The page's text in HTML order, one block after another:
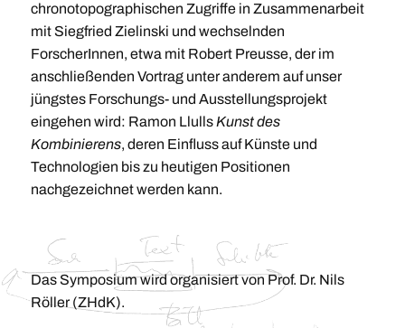
chronotopographischen Zugriffe in Zusammenarbeit
mit Siegfried Zielinski und wechselnden
ForscherInnen, etwa mit Robert Preusse, der im
anschließenden Vortrag unter anderem auf unser
jüngstes Forschungs- und Ausstellungsprojekt
eingehen wird: Ramon LlullsKunst des
Kombinierens, deren Einfluss auf Künste und
Technologien bis zu heutigen Positionen
nachgezeichnet werden kann.
Das Symposium wird organisiert von Prof. Dr. Nils
Röller (ZHdK).